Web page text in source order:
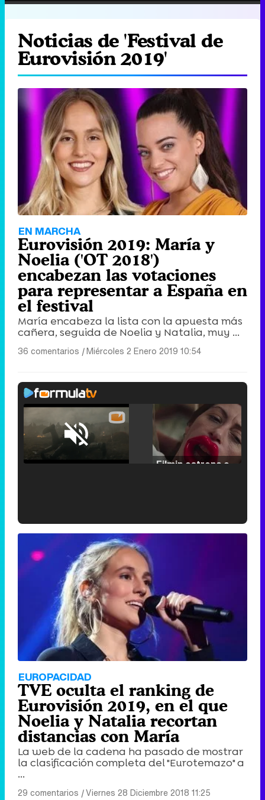
Noticias de 'Festival de
Eurovisión 2019'
EN MARCHA
Eurovisión 2019: María y
Noelia ('OT 2018')
encabezan las votaciones
para representar a España en
el festival
María encabeza la lista con la apuesta más
cañera, seguida de Noelia y Natalia, muy ...
36 comentarios |Miércoles 2 Enero 2019 10:54
/
Loaded
29.30%
'120 Minutos' celebra sus 2.000 programas en Telemadrid con un vídeo del día a día en la redacción
EUROPACIDAD
TVE oculta el ranking de
Eurovisión 2019, en el que
Noelia y Natalia recortan
distancias con María
La web de la cadena ha pasado de mostrar
la clasificación completa del "Eurotemazo" a
...
29 comentarios |Viernes 28 Diciembre 2018 11:25